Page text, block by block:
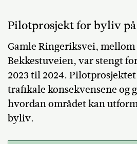
Pilotprosjekt for byliv på
Gamle Ringeriksvei,
Bekkestuveien, var stengt
2023 til 2024.
trafikale konsekvensene og
hvordan området kan
byliv.